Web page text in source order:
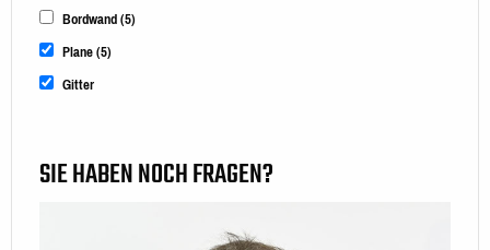
Bordwand(5)
Plane(5)
Gitter
SIE HABEN NOCH FRAGEN?